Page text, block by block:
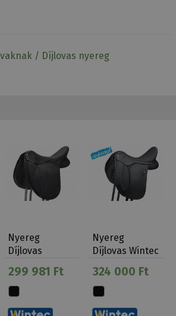
/ Díjlovas nyereg
Nyereg
Díjlovas
299 981 Ft
Nyereg
Díjlovas Wintec
324 000 Ft